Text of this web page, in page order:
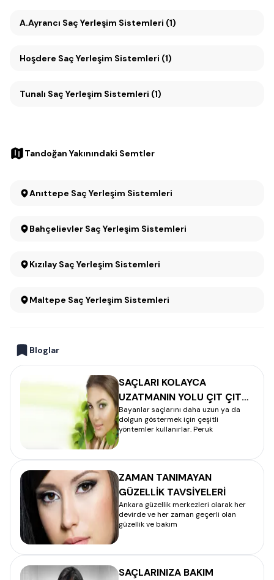
A.Ayrancı Saç Yerleşim Sistemleri (1)
Hoşdere Saç Yerleşim Sistemleri (1)
Tunalı Saç Yerleşim Sistemleri (1)
Tandoğan Yakınındaki Semtler
Anıttepe Saç Yerleşim Sistemleri
Bahçelievler Saç Yerleşim Sistemleri
Kızılay Saç Yerleşim Sistemleri
Maltepe Saç Yerleşim Sistemleri
Bloglar
SAÇLARI KOLAYCA
UZATMANIN YOLU ÇIT ÇIT
NASIL TAKILIR
Bayanlar saçlarını daha uzun ya da
dolgun göstermek için çeşitli
yöntemler kullanırlar. Peruk
ZAMAN TANIMAYAN
GÜZELLİK TAVSİYELERİ
Ankara güzellik merkezleri olarak her
devirde ve her zaman geçerli olan
güzellik ve bakım
SAÇLARINIZA BAKIM